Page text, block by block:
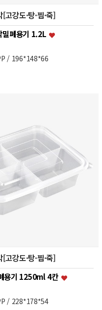
[고강도·탕·찜·죽]
밀폐용기 1.2L
/ 196*148*66
[고강도·탕·찜·죽]
용기 1250ml 4칸
/ 228*178*54